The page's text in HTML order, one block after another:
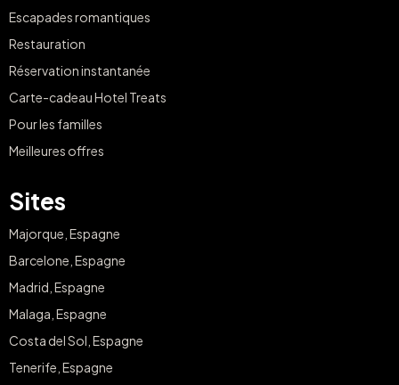
Escapades romantiques
Restauration
Réservation instantanée
Carte-cadeau Hotel Treats
Pour les familles
Meilleures offres
Sites
Majorque, Espagne
Barcelone, Espagne
Madrid, Espagne
Malaga, Espagne
Costa del Sol, Espagne
Tenerife, Espagne